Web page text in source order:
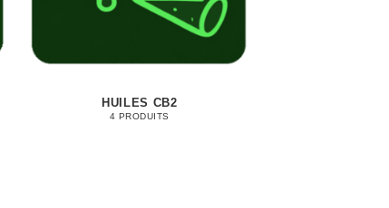
HUILES CB2
4 PRODUITS